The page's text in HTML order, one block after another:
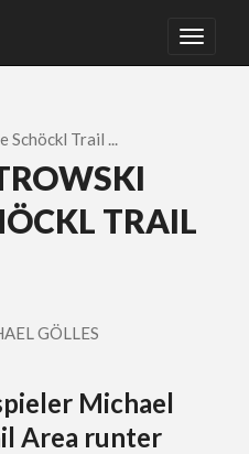
Schöckl Trail ...
TRAIL
GÖLLES
Michael
Area runter